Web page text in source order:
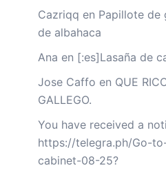
Cazriqq en Papillote de
de albahaca
Ana en [:es]Lasaña de
Jose Caffo en QUE
GALLEGO.
You have received a
https://telegra.ph/Go-
cabinet-08-25?